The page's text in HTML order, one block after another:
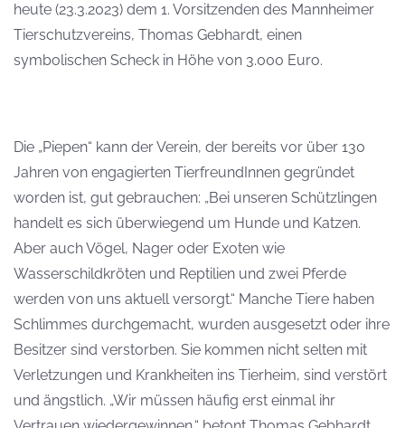
heute (23.3.2023) dem 1. Vorsitzenden des Mannheimer
Tierschutzvereins, Thomas Gebhardt, einen
symbolischen Scheck in Höhe von 3.000 Euro.
Die „Piepen“ kann der Verein, der bereits vor über 130
Jahren von engagierten TierfreundInnen gegründet
worden ist, gut gebrauchen: „Bei unseren Schützlingen
handelt es sich überwiegend um Hunde und Katzen.
Aber auch Vögel, Nager oder Exoten wie
Wasserschildkröten und Reptilien und zwei Pferde
werden von uns aktuell versorgt.“ Manche Tiere haben
Schlimmes durchgemacht, wurden ausgesetzt oder ihre
Besitzer sind verstorben. Sie kommen nicht selten mit
Verletzungen und Krankheiten ins Tierheim, sind verstört
und ängstlich. „Wir müssen häufig erst einmal ihr